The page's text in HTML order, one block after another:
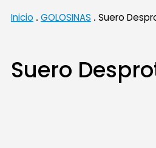
Inicio GOLOSINAS Suero
Suero